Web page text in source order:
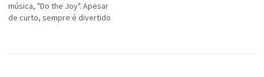
música, "Do the Joy". Apesar
de curto, sempre é divertido
da música, clique no primeiro